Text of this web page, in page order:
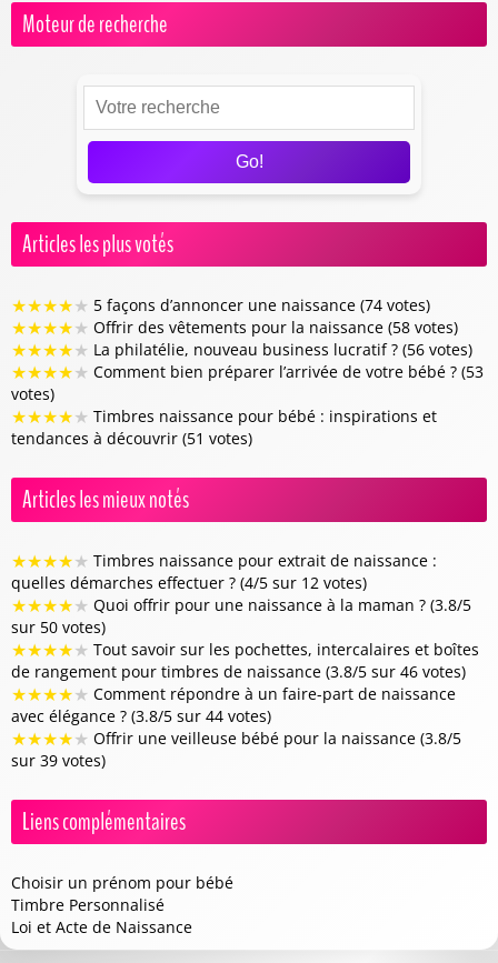
Moteur de recherche
Go!
Articles les plus votés
★★★★★ 5 façons d’annoncer une naissance (74 votes)
★★★★★ Offrir des vêtements pour la naissance (58 votes)
★★★★★ La philatélie, nouveau business lucratif ? (56 votes)
★★★★★ Comment bien préparer l’arrivée de votre bébé ? (53
votes)
★★★★★ Timbres naissance pour bébé : inspirations et
tendances à découvrir (51 votes)
Articles les mieux notés
★★★★★ Timbres naissance pour extrait de naissance :
quelles démarches effectuer ? (4/5 sur 12 votes)
★★★★★ Quoi offrir pour une naissance à la maman ? (3.8/5
sur 50 votes)
★★★★★ Tout savoir sur les pochettes, intercalaires et boîtes
de rangement pour timbres de naissance (3.8/5 sur 46 votes)
★★★★★ Comment répondre à un faire-part de naissance
avec élégance ? (3.8/5 sur 44 votes)
★★★★★ Offrir une veilleuse bébé pour la naissance (3.8/5
sur 39 votes)
Liens complémentaires
Choisir un prénom pour bébé
Timbre Personnalisé
Loi et Acte de Naissance